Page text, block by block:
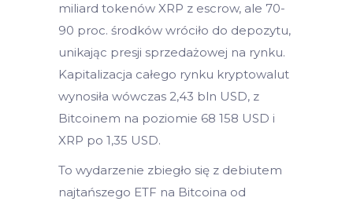
miliard tokenów XRP z escrow, ale 70-
90 proc. środków wróciło do depozytu,
unikając presji sprzedażowej na rynku.
Kapitalizacja całego rynku kryptowalut
wynosiła wówczas 2,43 bln USD, z
Bitcoinem na poziomie 68 158 USD i
XRP po 1,35 USD.
To wydarzenie zbiegło się z debiutem
najtańszego ETF na Bitcoina od